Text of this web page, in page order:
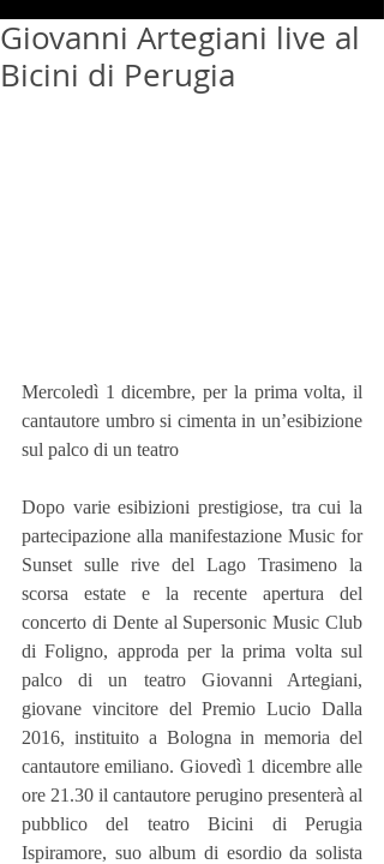
Giovanni Artegiani live al
Bicini di Perugia
Mercoledì 1 dicembre, per la prima volta, il
cantautore umbro si cimenta in un’esibizione
sul palco di un teatro
Dopo varie esibizioni prestigiose, tra cui la
partecipazione alla manifestazione Music for
Sunset sulle rive del Lago Trasimeno la
scorsa estate e la recente apertura del
concerto di Dente al Supersonic Music Club
di Foligno, approda per la prima volta sul
palco di un teatro Giovanni Artegiani,
giovane vincitore del Premio Lucio Dalla
2016, instituito a Bologna in memoria del
cantautore emiliano. Giovedì 1 dicembre alle
ore 21.30 il cantautore perugino presenterà al
pubblico del teatro Bicini di Perugia
Ispiramore, suo album di esordio da solista